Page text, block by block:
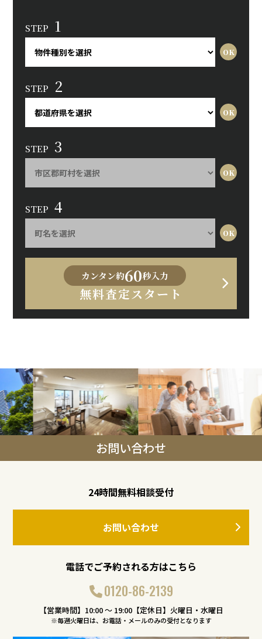
STEP 1
STEP 2
STEP 3
STEP 4
カンタン約60秒入力
無料査定スタート
お問い合わせ
24時間無料相談受付
お問い合わせ
電話でご予約される方はこちら
0120-86-2139
【営業時間】10:00 〜 19:00【定休日】火曜日・水曜日
※毎週火曜日は、お電話・メールのみの受付となります